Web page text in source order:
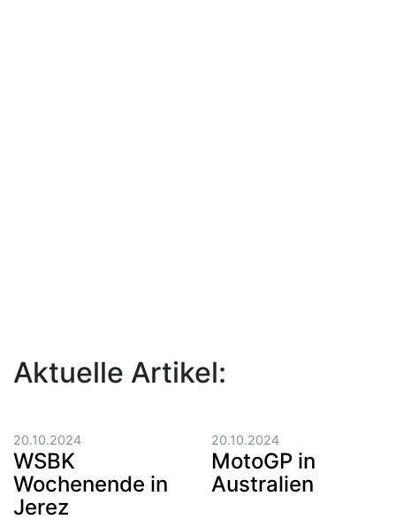
Aktuelle Artikel:
20.10.2024
WSBK
Wochenende in
Jerez
20.10.2024
MotoGP in
Australien